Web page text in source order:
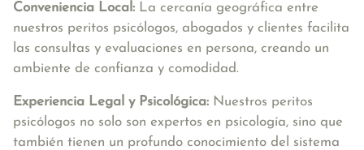
Conveniencia Local: La cercanía geográfica entre
nuestros peritos psicólogos, abogados y clientes facilita
las consultas y evaluaciones en persona, creando un
ambiente de confianza y comodidad.
Experiencia Legal y Psicológica: Nuestros peritos
psicólogos no solo son expertos en psicología, sino que
también tienen un profundo conocimiento del sistema